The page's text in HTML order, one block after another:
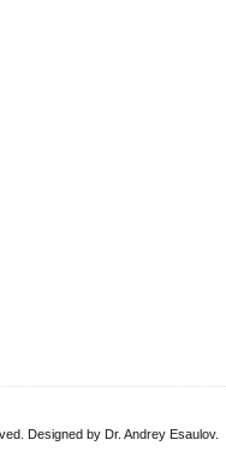
Designed by Dr. Andrey Esaulov.